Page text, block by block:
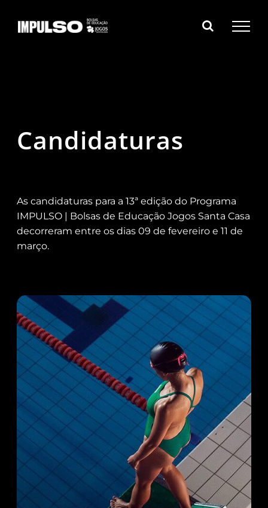
content
Candidaturas
As candidaturas para a 13ª edição do Programa
IMPULSO | Bolsas de Educação Jogos Santa Casa
decorreram entre os dias 09 de fevereiro e 11 de
março.